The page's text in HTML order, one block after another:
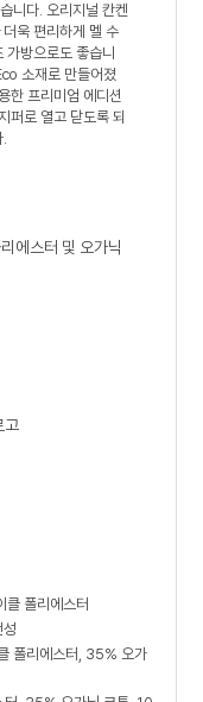
니다. 오리지널 칸켄
욱 편리하게 멜 수
방으로도 좋습니
소재로 만들어졌
한 프리미엄 에디션
퍼로 열고 닫도록 되
에스터 및 오가닉
고
클 폴리에스터
폴리에스터, 35% 오가